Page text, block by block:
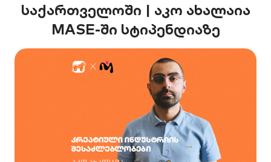
საქართველოში | აკო ახალაია
MASE-ში სტიპენდიაზე